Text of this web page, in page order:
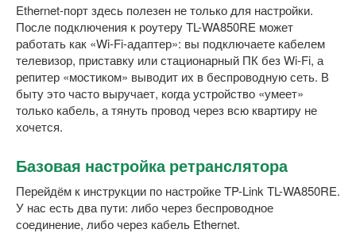
Ethernet-порт здесь полезен не только для настройки.
После подключения к роутеру TL-WA850RE может
работать как «Wi-Fi-адаптер»: вы подключаете кабелем
телевизор, приставку или стационарный ПК без Wi-Fi, а
репитер «мостиком» выводит их в беспроводную сеть. В
быту это часто выручает, когда устройство «умеет»
только кабель, а тянуть провод через всю квартиру не
хочется.
Базовая настройка ретранслятора
Перейдём к инструкции по настройке TP-Link TL-WA850RE.
У нас есть два пути: либо через беспроводное
соединение, либо через кабель Ethernet.